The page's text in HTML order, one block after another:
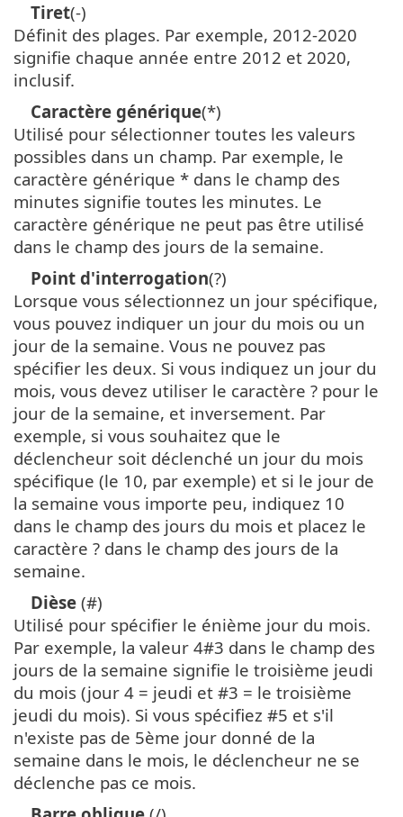
Tiret(-)
Définit des plages. Par exemple, 2012-2020
signifie chaque année entre 2012 et 2020,
inclusif.
Caractère générique(*)
Utilisé pour sélectionner toutes les valeurs
possibles dans un champ. Par exemple, le
caractère générique * dans le champ des
minutes signifie toutes les minutes. Le
caractère générique ne peut pas être utilisé
dans le champ des jours de la semaine.
Point d'interrogation(?)
Lorsque vous sélectionnez un jour spécifique,
vous pouvez indiquer un jour du mois ou un
jour de la semaine. Vous ne pouvez pas
spécifier les deux. Si vous indiquez un jour du
mois, vous devez utiliser le caractère ? pour le
jour de la semaine, et inversement. Par
exemple, si vous souhaitez que le
déclencheur soit déclenché un jour du mois
spécifique (le 10, par exemple) et si le jour de
la semaine vous importe peu, indiquez 10
dans le champ des jours du mois et placez le
caractère ? dans le champ des jours de la
semaine.
Dièse (#)
Utilisé pour spécifier le énième jour du mois.
Par exemple, la valeur 4#3 dans le champ des
jours de la semaine signifie le troisième jeudi
du mois (jour 4 = jeudi et #3 = le troisième
jeudi du mois). Si vous spécifiez #5 et s'il
n'existe pas de 5ème jour donné de la
semaine dans le mois, le déclencheur ne se
déclenche pas ce mois.